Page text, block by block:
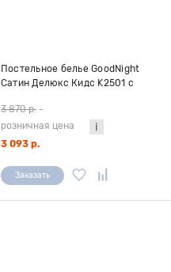
Постельное белье GoodNight
Сатин Делюкс Кидс K2501 с
3 870 р. -
розничная цена
3 093 р.
Заказать